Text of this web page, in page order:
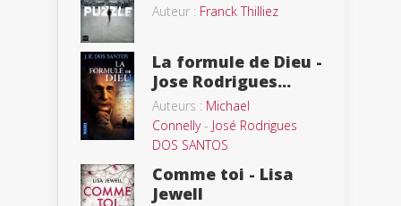
Auteur : Franck Thilliez
La formule de Dieu -
Jose Rodrigues...
Auteurs : Michael
Connelly- José Rodrigues
DOS SANTOS
Comme toi - Lisa
Jewell